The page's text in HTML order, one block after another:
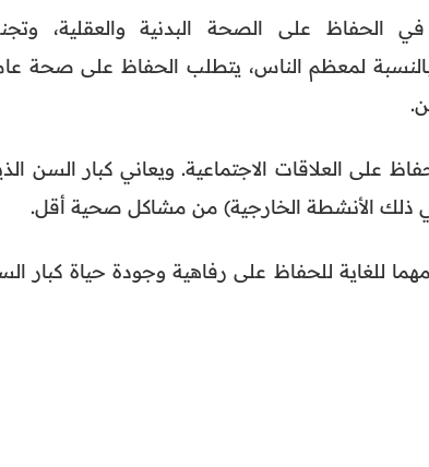
على الصحة البدنية والعقلية،
لمعظم الناس، يتطلب الحفاظ على صحة
على العلاقات الاجتماعية. ويعاني كبار السن
في ذلك الأنشطة الخارجية) من مشاكل صحية أقل.
للغاية للحفاظ على رفاهية وجودة حياة كبار